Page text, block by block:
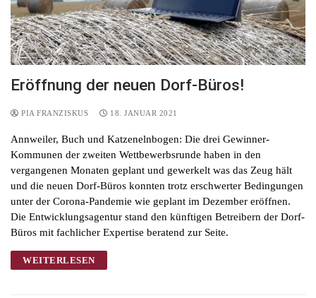
Eröffnung der neuen Dorf-Büros!
PIA FRANZISKUS 18. JANUAR 2021
Annweiler, Buch und Katzenelnbogen: Die drei Gewinner-
Kommunen der zweiten Wettbewerbsrunde haben in den
vergangenen Monaten geplant und gewerkelt was das Zeug hält
und die neuen Dorf-Büros konnten trotz erschwerter Bedingungen
unter der Corona-Pandemie wie geplant im Dezember eröffnen.
Die Entwicklungsagentur stand den künftigen Betreibern der Dorf-
Büros mit fachlicher Expertise beratend zur Seite.
WEITERLESEN